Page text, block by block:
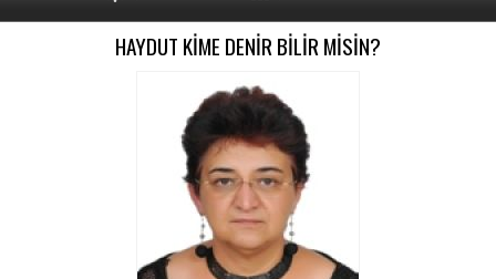
HAYDUT KİME DENİR BİLİR MİSİN?